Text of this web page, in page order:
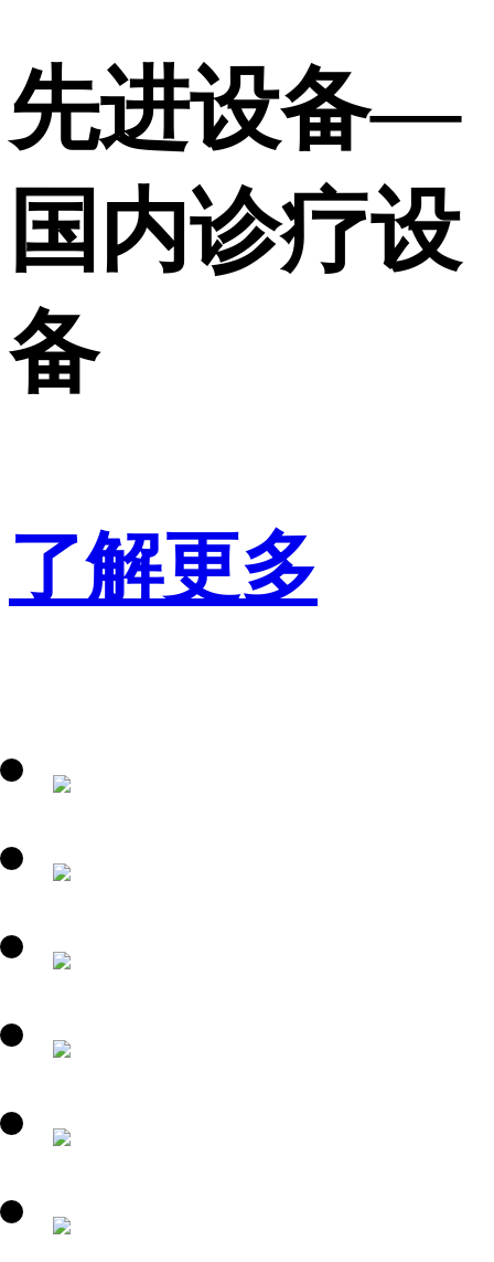
先进设备—
国内诊疗设
备
了解更多